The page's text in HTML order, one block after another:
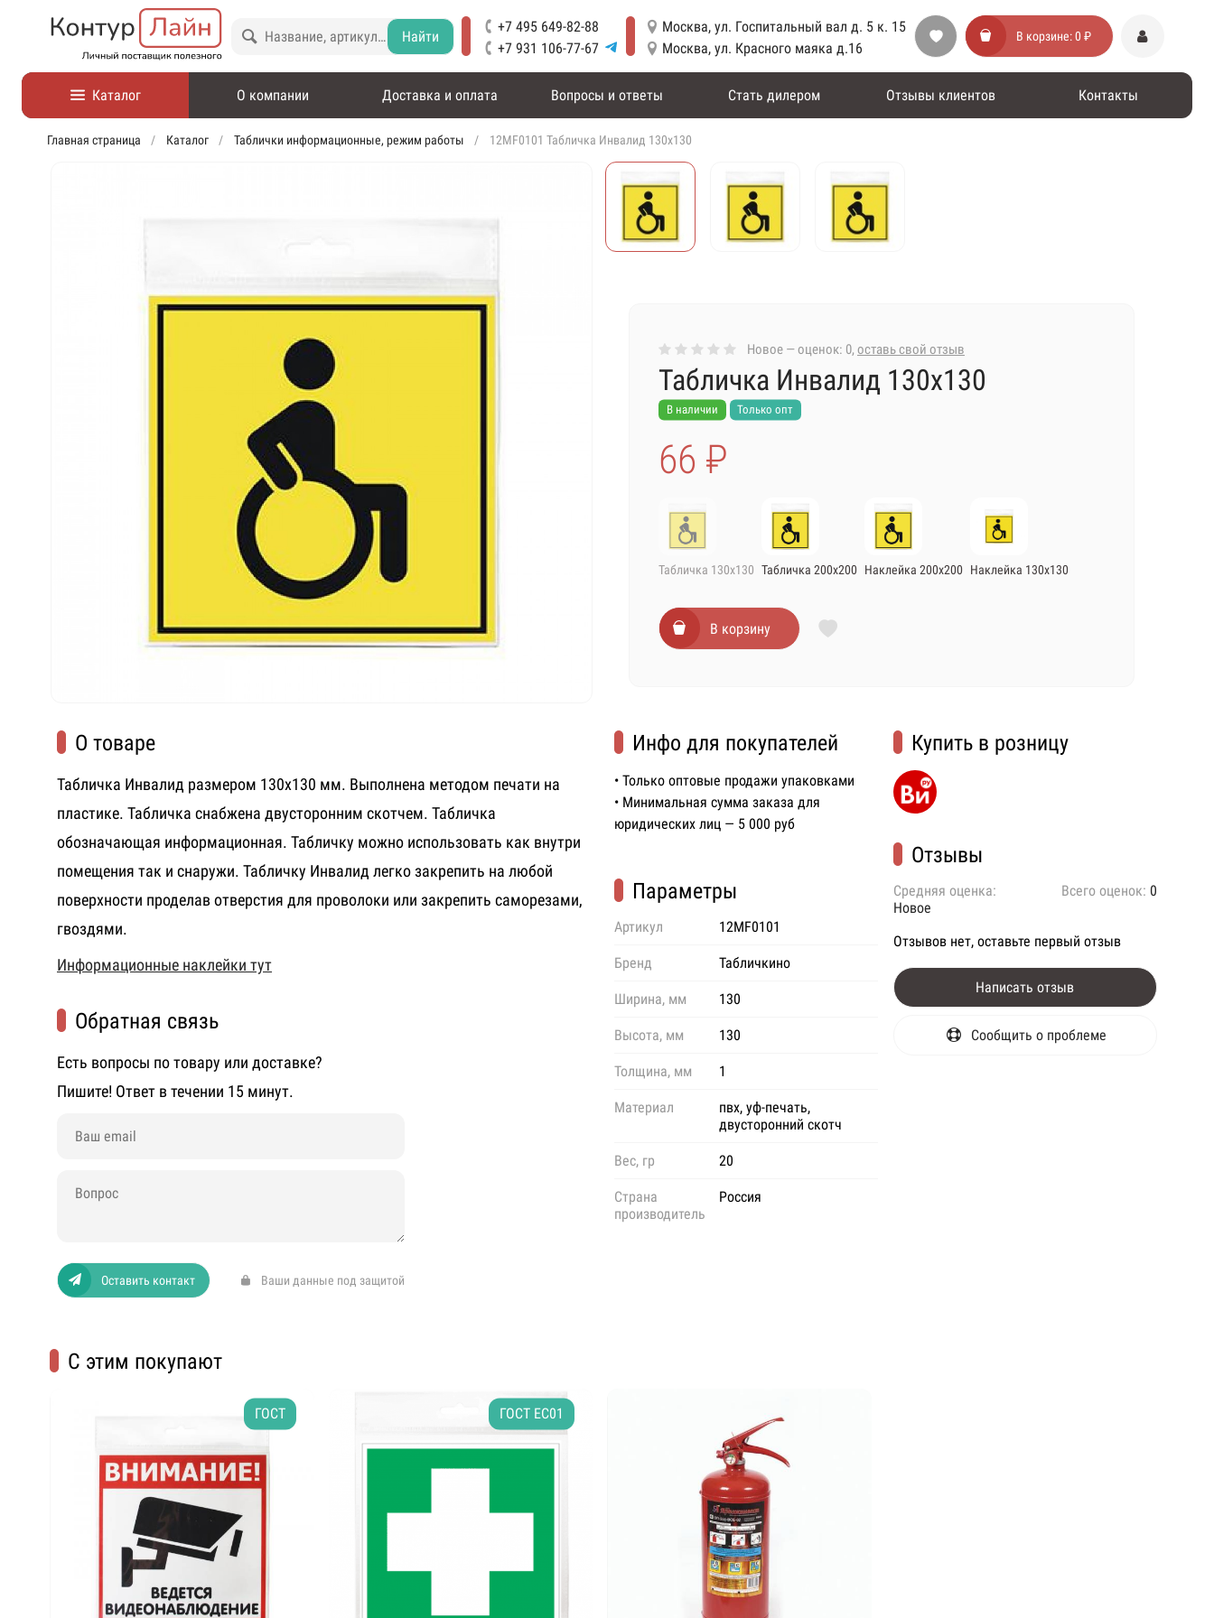
Найти
+7 495 649-82-88
+7 931 106-77-67
Москва, ул. Госпитальный вал д. 5 к. 15
Москва, ул. Красного маяка д.16
В корзине:0 ₽
Каталог О компании Доставка и оплата Вопросы и ответы Стать дилером Отзывы клиентов Контакты
Главная страница Каталог Таблички информационные, режим работы 12MF0101 Табличка Инвалид 130х130
Новое — оценок: 0, оставь свой отзыв
Табличка Инвалид 130х130
В наличии Только опт
66 ₽
Табличка 130х130 Табличка 200х200 Наклейка 200х200 Наклейка 130х130
В корзину
О товаре
Табличка Инвалид размером 130х130 мм. Выполнена методом печати на
пластике. Табличка снабжена двусторонним скотчем. Табличка
обозначающая информационная. Табличку можно использовать как внутри
помещения так и снаружи. Табличку Инвалид легко закрепить на любой
поверхности проделав отверстия для проволоки или закрепить саморезами,
гвоздями.
Информационные наклейки тут
Обратная связь
Есть вопросы по товару или доставке?
Пишите! Ответ в течении 15 минут.
Оставить контакт Ваши данные под защитой
Инфо для покупателей
• Только оптовые продажи упаковками
• Минимальная сумма заказа для
юридических лиц — 5 000 руб
Параметры
Артикул 12MF0101
Бренд Табличкино
Ширина, мм 130
Высота, мм 130
Толщина, мм 1
Материал
пвх, уф-печать,
двусторонний скотч
Вес, гр 20
Страна
производитель
Россия
Купить в розницу
Отзывы
Средняя оценка:
Новое
Всего оценок: 0
Отзывов нет, оставьте первый отзыв
Написать отзыв
Сообщить о проблеме
С этим покупают
ГОСТ ГОСТ EС01